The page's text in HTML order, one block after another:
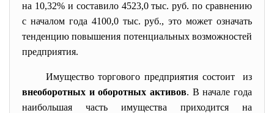
на 10,32% и составило 4523,0 тыс. руб. по сравнению
с началом года 4100,0 тыс. руб., это может означать
тенденцию повышения потенциальных возможностей
предприятия.
Имущество торгового предприятия состоит из
внеоборотных и оборотных активов. В начале года
наибольшая часть имущества приходится на